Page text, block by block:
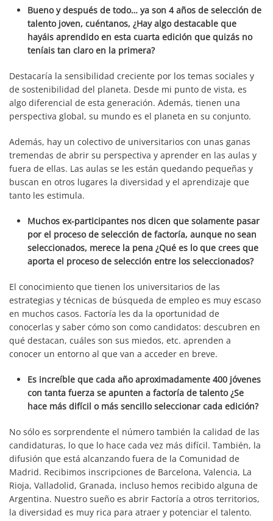
Bueno y después de todo… ya son 4 años de selección de
talento joven, cuéntanos, ¿Hay algo destacable que
hayáis aprendido en esta cuarta edición que quizás no
teníais tan claro en la primera?
Destacaría la sensibilidad creciente por los temas sociales y
de sostenibilidad del planeta. Desde mi punto de vista, es
algo diferencial de esta generación. Además, tienen una
perspectiva global, su mundo es el planeta en su conjunto.
Además, hay un colectivo de universitarios con unas ganas
tremendas de abrir su perspectiva y aprender en las aulas y
fuera de ellas. Las aulas se les están quedando pequeñas y
buscan en otros lugares la diversidad y el aprendizaje que
tanto les estimula.
Muchos ex-participantes nos dicen que solamente pasar
por el proceso de selección de factoría, aunque no sean
seleccionados, merece la pena ¿Qué es lo que crees que
aporta el proceso de selección entre los seleccionados?
El conocimiento que tienen los universitarios de las
estrategias y técnicas de búsqueda de empleo es muy escaso
en muchos casos. Factoría les da la oportunidad de
conocerlas y saber cómo son como candidatos: descubren en
qué destacan, cuáles son sus miedos, etc. aprenden a
conocer un entorno al que van a acceder en breve.
Es increíble que cada año aproximadamente 400 jóvenes
con tanta fuerza se apunten a factoría de talento ¿Se
hace más difícil o más sencillo seleccionar cada edición?
No sólo es sorprendente el número también la calidad de las
candidaturas, lo que lo hace cada vez más difícil. También, la
difusión que está alcanzando fuera de la Comunidad de
Madrid. Recibimos inscripciones de Barcelona, Valencia, La
Rioja, Valladolid, Granada, incluso hemos recibido alguna de
Argentina. Nuestro sueño es abrir Factoría a otros territorios,
la diversidad es muy rica para atraer y potenciar el talento.